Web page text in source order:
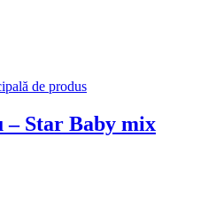
– Star Baby mix